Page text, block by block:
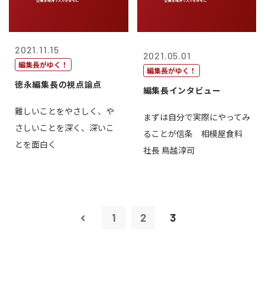
2021.11.15
編集長がゆく！
徳永編集長の視点論点
難しいことをやさしく、や
さしいことを深く、深いこ
とを面白く
2021.05.01
編集長がゆく！
編集長インタビュー
まずは自分で実際にやってみ
ることが信条 相模屋食料
社長 鳥越淳司
1 2 3